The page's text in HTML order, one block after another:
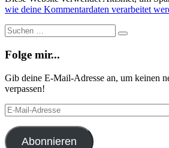
wie deine Kommentardaten verarbeitet
Suche
Suchen
Folge mir...
Gib deine E-Mail-Adresse an, um keinen
verpassen!
E-
Mail-
Adresse
Abonnieren